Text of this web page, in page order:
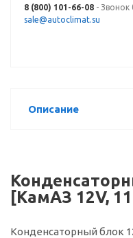
8 (800) 101-66-08 - Звонок
sale@autoclimat.su
Описание
[КамАЗ 12V,
Конденсаторный блок